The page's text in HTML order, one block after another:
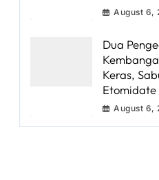
August 6,
Dua
Keras,
Etomidate
August 6,